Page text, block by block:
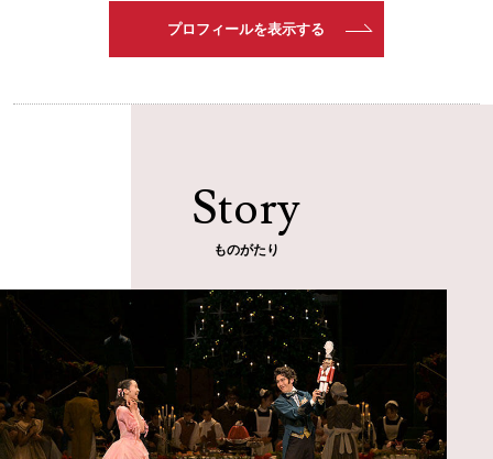
プロフィールを表示する
Story
ものがたり